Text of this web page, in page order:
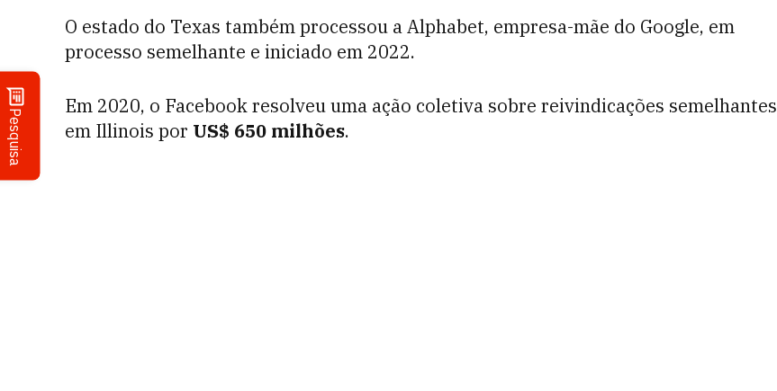
Pesquisa
O estado do Texas também processou a Alphabet, empresa-mãe do Google, em
processo semelhante e iniciado em 2022.
Em 2020, o Facebook resolveu uma ação coletiva sobre reivindicações semelhantes
em Illinois por US$ 650 milhões.